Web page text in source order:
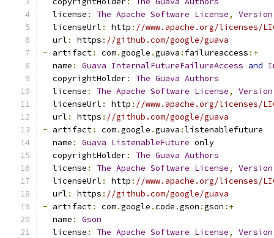
  license
: The Apache Software License,
Version
  licenseUrl
: http : //www.apache.org/licenses/
  url
: https : //github.com/google/guava
- artifact: com.google .guava : failureaccess :+
  name
: Guava InternalFutureFailureAccess and
  copyrightHolder
: The Guava Authors
  license
: The Apache Software License,
Version
  licenseUrl
: http : //www.apache.org/licenses/
  url
: https : //github.com/google/guava
- artifact: com.google .guava :listenablefuture
  name
: Guava ListenableFuture only
  copyrightHolder
: The Guava Authors
  license
: The Apache Software License,
Version
  licenseUrl
: http : //www.apache.org/licenses/
  url
: https : //github.com/google/guava
- artifact: com.google .code .gson :gson :+
  name
:
Gson
  license
: The Apache Software License,
Version